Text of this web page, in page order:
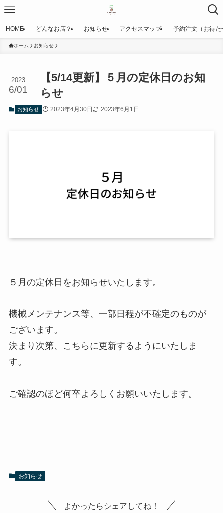
HOME どんなお店？ お知らせ アクセスマップ 予約注文（お待た
ホーム お知らせ
【5/14更新】５月の定休日のお知
らせ
2023
6/01
お知らせ 2023年4月30日 2023年6月1日
５月の定休日をお知らせいたします。
機械メンテナンス等、一部日程が不確定のものが
ございます。
決まり次第、こちらに更新するようにいたしま
す。
ご確認のほど何卒よろしくお願いいたします。
お知らせ
よかったらシェアしてね！